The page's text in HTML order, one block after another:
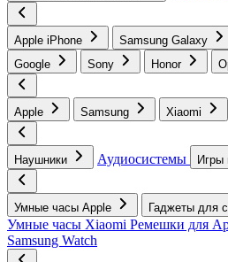
Apple iPhone Samsung Galaxy
Google
Sony Honor
Apple Samsung Xiaomi
Наушники Аудиосистемы Игры
Умные часы Apple Гаджеты для
Умные часы Xiaomi Ремешки для
Samsung Watch